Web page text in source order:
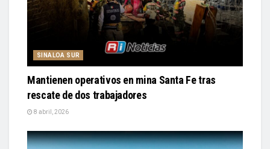
SINALOA SUR
Mantienen operativos en mina Santa Fe tras
rescate de dos trabajadores
8 abril, 2026